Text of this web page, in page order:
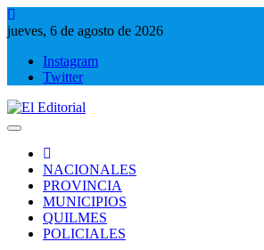
Saltar
al
jueves, 6 de agosto de 2026
Instagram
Twitter
NACIONALES
PROVINCIA
MUNICIPIOS
QUILMES
POLICIALES